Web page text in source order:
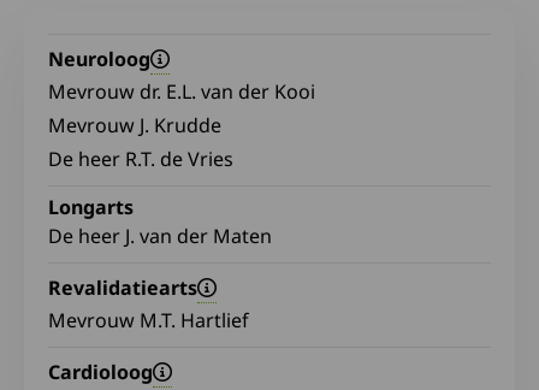
Neuroloog
Mevrouw dr. E.L. van der Kooi
Mevrouw J. Krudde
De heer R.T. de Vries
Longarts
De heer J. van der Maten
Revalidatiearts
Mevrouw M.T. Hartlief
Cardioloog